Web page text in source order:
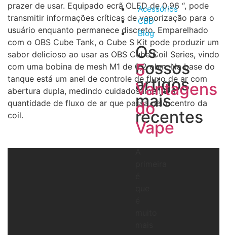
Acessórios
CBD
Blog
Os
nossos
artigos
mais
recentes
5
Vantagens
do
Vape
prazer de usar. Equipado ecrã OLED de 0,96 “, pode
transmitir informações críticas de vaporização para o
usuário enquanto permanece discreto. Emparelhado
com o OBS Cube Tank, o Cube S Kit pode produzir um
sabor delicioso ao usar as OBS Cube Coil Series, vindo
com uma bobina de mesh M1 de 0,2 ohm. Na base do
tanque está um anel de controle de fluxo de ar com
abertura dupla, medindo cuidadosamente a
quantidade de fluxo de ar que passa pelo centro da
coil.